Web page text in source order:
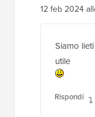
12 feb 2024
Siamo
utile
Rispondi